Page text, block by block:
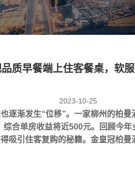
质早餐端上住客餐桌，软
2023-10-25
逐渐发生“位移”。一家柳州的柏
合单房收益将近500元。回顾今
吸引住客复购的秘籍。金皇冠柏